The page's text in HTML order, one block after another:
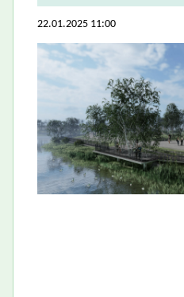
22.01.2025 11:00